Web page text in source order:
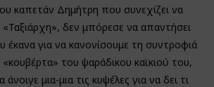
καπετάν Δημήτρη που συνεχίζει να
«Ταξιάρχη», δεν μπόρεσε να απαντήσει
έκανα για να κανονίσουμε τη συντροφιά
του ψαράδικου καϊκιού του,
άνοιγε μια-μια τις κυψέλες για να δει τι